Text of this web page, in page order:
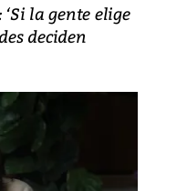
la gente elige
deciden